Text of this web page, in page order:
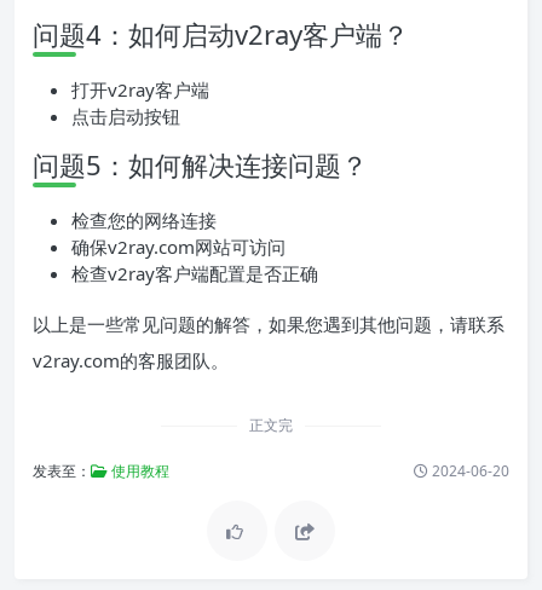
问题4：如何启动v2ray客户端？
打开v2ray客户端
点击启动按钮
问题5：如何解决连接问题？
检查您的网络连接
确保v2ray.com网站可访问
检查v2ray客户端配置是否正确
以上是一些常见问题的解答，如果您遇到其他问题，请联系
v2ray.com的客服团队。
正文完
发表至： 使用教程 2024-06-20